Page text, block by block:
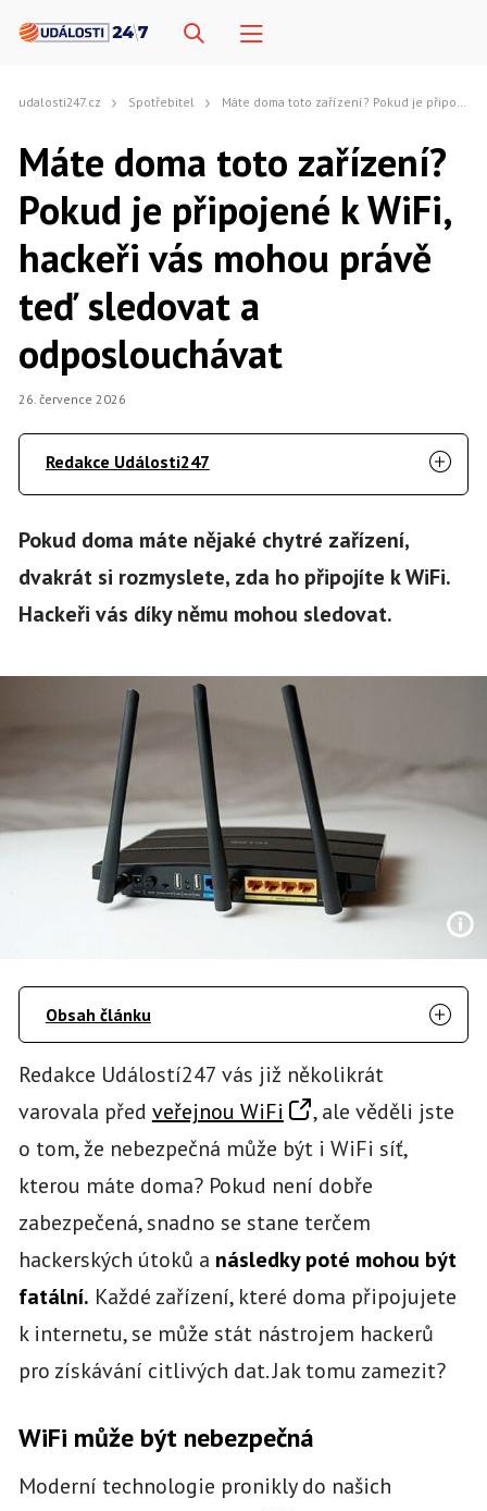
udalosti247.cz Spotřebitel Máte doma toto zařízení? Pokud je připojené k WiFi, hackeři vás mohou právě teď sledovat a odposlouchávat
Máte doma toto zařízení?
Pokud je připojené k WiFi,
hackeři vás mohou právě
teď sledovat a
odposlouchávat
26. července 2026
Redakce Události247
Pokud doma máte nějaké chytré zařízení,
dvakrát si rozmyslete, zda ho připojíte k WiFi.
Hackeři vás díky němu mohou sledovat.
Obsah článku
Redakce Událostí247 vás již několikrát
varovala před veřejnou WiFi
, ale věděli jste
o tom, že nebezpečná může být i WiFi síť,
kterou máte doma? Pokud není dobře
zabezpečená, snadno se stane terčem
hackerských útoků a následky poté mohou být
fatální. Každé zařízení, které doma připojujete
k internetu, se může stát nástrojem hackerů
pro získávání citlivých dat. Jak tomu zamezit?
WiFi může být nebezpečná
Moderní technologie pronikly do našich